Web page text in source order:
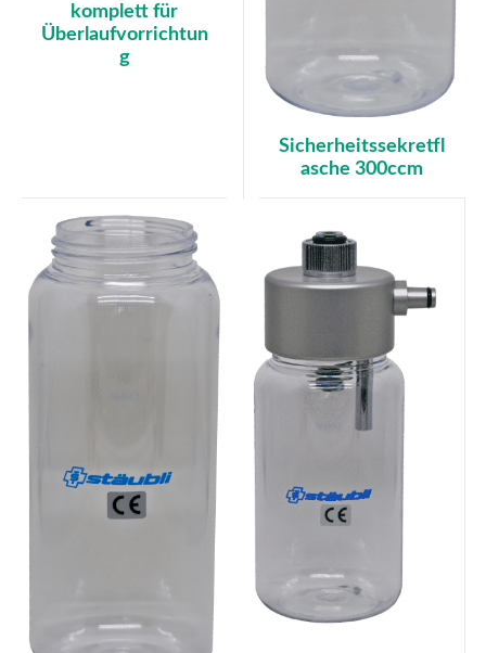
komplett für
Überlaufvorrichtun
g
Sicherheitssekretfl
asche 300ccm